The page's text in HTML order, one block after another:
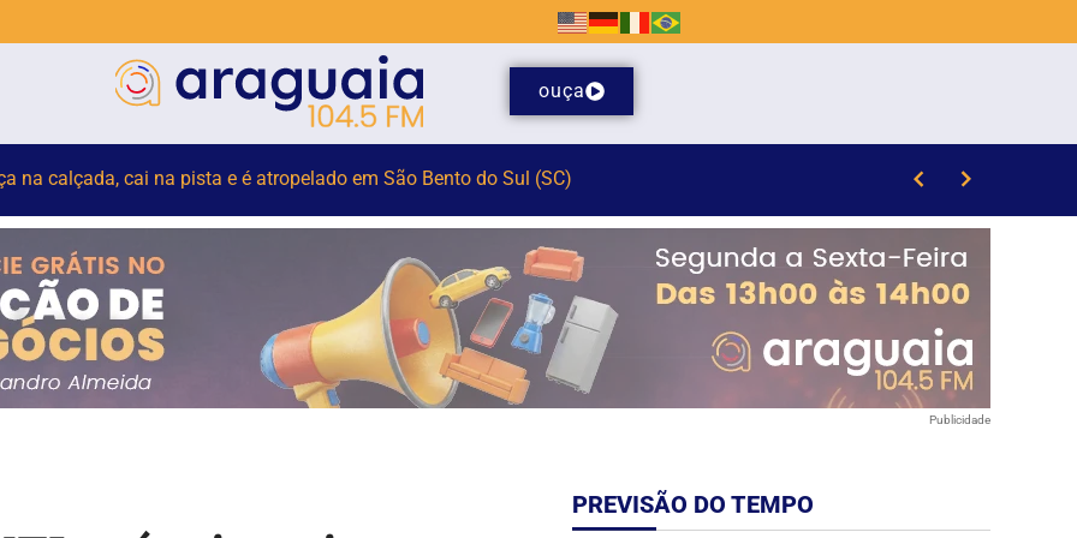
ouça
para monitorar desinformação e IA nas eleições
Publicidade
PREVISÃO DO TEMPO